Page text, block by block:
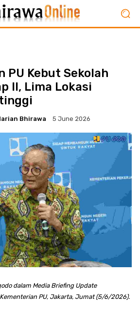
PU Kebut Sekolah
II, Lima Lokasi
Bhirawa 5 June 2026
dalam Media Briefing Update
PU, Jakarta, Jumat (5/6/2026).